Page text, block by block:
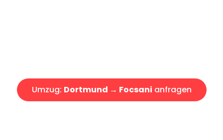
Umzug: Dortmund → Focsani anfragen